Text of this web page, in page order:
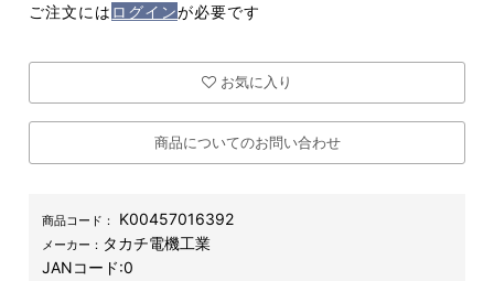
ご注文には ログインが必要です
お気に入り
商品についてのお問い合わせ
商品コード： K00457016392
メーカー： タカチ電機工業
JANコード:0